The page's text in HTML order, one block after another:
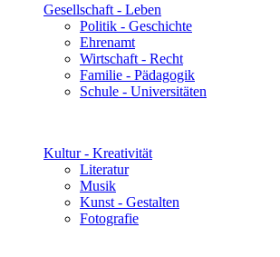
Gesellschaft - Leben
Politik - Geschichte
Ehrenamt
Wirtschaft - Recht
Familie - Pädagogik
Schule - Universitäten
Kultur - Kreativität
Literatur
Musik
Kunst - Gestalten
Fotografie